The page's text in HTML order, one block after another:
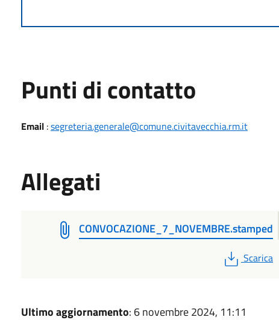
Punti di contatto
Email:segreteria.generale@comune.civitavecchia.rm.it
Allegati
CONVOCAZIONE_7_NOVEMBRE.stamped
PDF
Scarica
Ultimo aggiornamento: 6 novembre 2024, 11:11